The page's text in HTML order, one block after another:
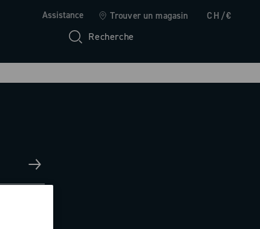
Assistance Trouver un magasin CH/€
Recherche